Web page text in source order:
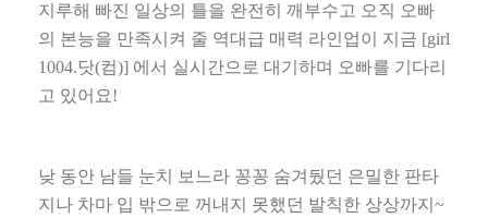
지루해 빠진 일상의 틀을 완전히 깨부수고 오직 오빠
의 본능을 만족시켜 줄 역대급 매력 라인업이 지금 [girl
1004.닷(컴)] 에서 실시간으로 대기하며 오빠를 기다리
고 있어요 !
낮 동안 남들 눈치 보느라 꽁꽁 숨겨뒀던 은밀한 판타
지나 차마 입 밖으로 꺼내지 못했던 발칙한 상상까지 ~